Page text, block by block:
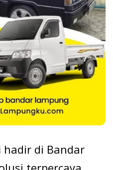
hadir di Bandar